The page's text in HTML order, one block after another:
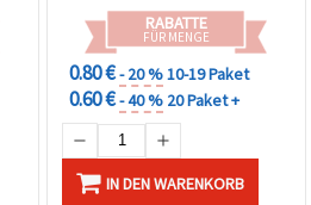
RABATTE
FÜR MENGE
0.80 €- 20 %10-19 Paket
0.60 €- 40 % 20 Paket +
IN DEN WARENKORB